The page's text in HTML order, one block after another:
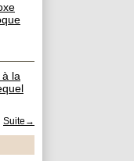
la
Suite→